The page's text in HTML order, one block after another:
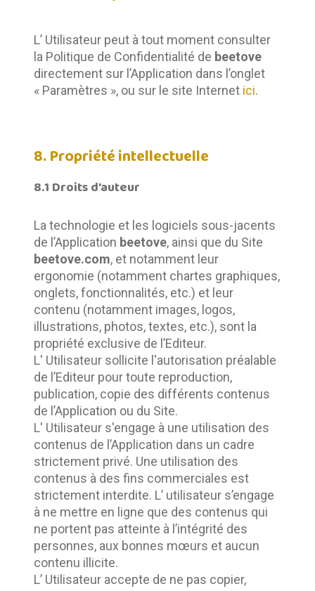
L’ Utilisateur peut à tout moment consulter
la Politique de Confidentialité de
directement sur l’Application dans l’onglet
« Paramètres », ou sur le site Internet ici.
8. Propriété intellectuelle
8.1 Droits d’auteur
La technologie et les logiciels sous-jacents
de l’Application beetove
beetove.com, et notamment leur
ergonomie (notamment chartes graphiques,
onglets, fonctionnalités, etc.) et leur
contenu (notamment images, logos,
illustrations, photos, textes, etc.), sont la
L' Utilisateur sollicite l'autorisation préalable
de l’Editeur pour toute reproduction,
publication, copie des différents contenus
L' Utilisateur s'engage à une utilisation des
contenus de l’Application dans un cadre
strictement privé. Une utilisation des
contenus à des fins commerciales est
strictement interdite. L’ utilisateur s’engage
à ne mettre en ligne que des contenus qui
ne portent pas atteinte à l’intégrité des
personnes, aux bonnes mœurs et aucun
L’ Utilisateur accepte de ne pas copier,